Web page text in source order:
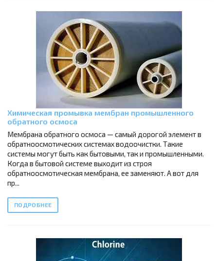
Химическая промывка мембран промышленного
обратного осмоса
Мембрана обратного осмоса — самый дорогой элемент в
обратноосмотических системах водоочистки. Такие
системы могут быть как бытовыми, так и промышленными.
Когда в бытовой системе выходит из строя
обратноосмотическая мембрана, ее заменяют. А вот для
пр...
ПОДРОБНЕЕ